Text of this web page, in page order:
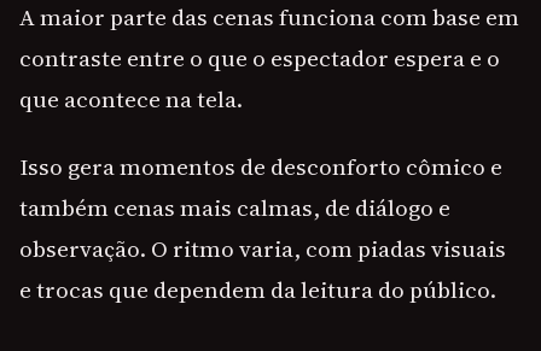
A maior parte das cenas funciona com base em
contraste entre o que o espectador espera e o
que acontece na tela.
Isso gera momentos de desconforto cômico e
também cenas mais calmas, de diálogo e
observação. O ritmo varia, com piadas visuais
e trocas que dependem da leitura do público.